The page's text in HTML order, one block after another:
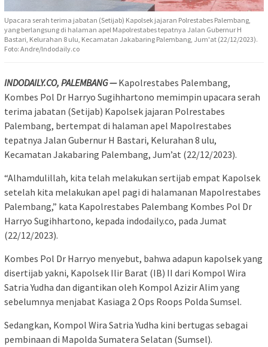
Upacara serah terima jabatan (Setijab) Kapolsek jajaran Polrestabes Palembang,
yang berlangsung di halaman apel Mapolrestabes tepatnya Jalan Gubernur H
Bastari, Kelurahan 8 ulu, Kecamatan Jakabaring Palembang, Jum'at (22/12/2023).
Foto: Andre/Indodaily.co
INDODAILY.CO, PALEMBANG —Kapolrestabes Palembang,
Kombes Pol Dr Harryo Sugihhartono memimpin upacara serah
terima jabatan (Setijab) Kapolsek jajaran Polrestabes
Palembang, bertempat di halaman apel Mapolrestabes
tepatnya Jalan Gubernur H Bastari, Kelurahan 8 ulu,
Kecamatan Jakabaring Palembang, Jum’at (22/12/2023).
“Alhamdulillah, kita telah melakukan sertijab empat Kapolsek
setelah kita melakukan apel pagi di halamanan Mapolrestabes
Palembang,” kata Kapolrestabes Palembang Kombes Pol Dr
Harryo Sugihhartono, kepada indodaily.co, pada Jumat
(22/12/2023).
Kombes Pol Dr Harryo menyebut, bahwa adapun kapolsek yang
disertijab yakni, Kapolsek Ilir Barat (IB) II dari Kompol Wira
Satria Yudha dan digantikan oleh Kompol Azizir Alim yang
sebelumnya menjabat Kasiaga 2 Ops Roops Polda Sumsel.
Sedangkan, Kompol Wira Satria Yudha kini bertugas sebagai
pembinaan di Mapolda Sumatera Selatan (Sumsel).